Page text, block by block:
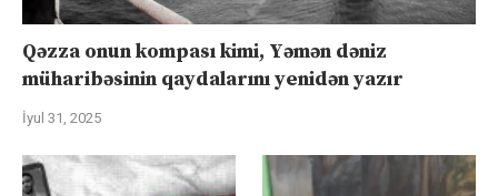
Qəzza onun kompası kimi, Yəmən dəniz
müharibəsinin qaydalarını yenidən yazır
İyul 31, 2025